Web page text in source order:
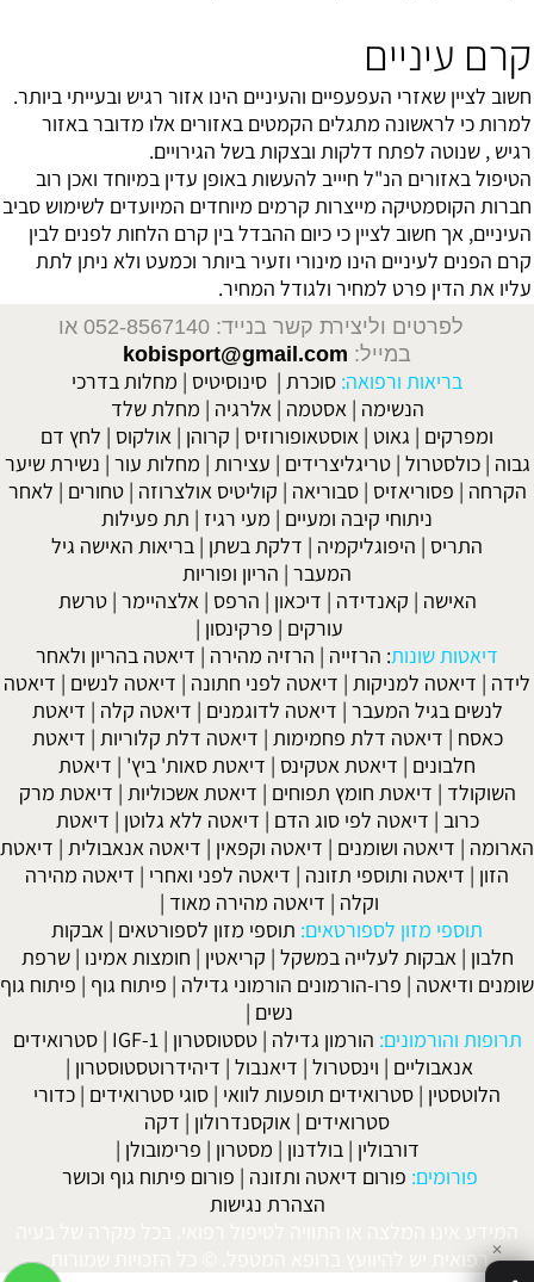
קרם עיניים
חשוב לציין שאזרי העפעפיים והעיניים הינו אזור רגיש ובעייתי ביותר.
למרות כי לראשונה מתגלים הקמטים באזורים אלו מדובר באזור
רגיש , שנוטה לפתח דלקות ובצקות בשל הגירויים.
הטיפול באזורים הנ"ל חיייב להעשות באופן עדין במיוחד ואכן רוב
חברות הקוסמטיקה מייצרות קרמים מיוחדים המיועדים לשימוש סביב
העיניים, אך חשוב לציין כי כיום ההבדל בין קרם הלחות לפנים לבין
קרם הפנים לעיניים הינו מינורי וזעיר ביותר וכמעט ולא ניתן לתת
עליו את הדין פרט למחיר ולגודל המחיר.
לפרטים וליצירת קשר בנייד: 052-8567140
או
במייל: kobisport@gmail.com
בריאות ורפואה: סוכרת | סינוסיטיס | מחלות בדרכי
הנשימה | אסטמה | אלרגיה | מחלת שלד
ומפרקים | גאוט | אוסטאופורוזיס | קרוהן | אולקוס | לחץ דם
גבוה |כולסטרול |טריגליצרידים | עצירות | מחלות עור | נשירת שיער
הקרחה | פסוריאזיס |סבוריאה | קוליטיס אולצרוזה |טחורים | לאחר
ניתוחי קיבה ומעיים | מעי רגיז | תת פעילות
התריס | היפוגליקמיה | דלקת בשתן | בריאות האישה גיל
המעבר | הריון ופוריות
האישה | קאנדידה | דיכאון | הרפס | אלצהיימר |טרשת
עורקים | פרקינסון |
דיאטות שונות: הרזייה | הרזיה מהירה | דיאטה בהריון ולאחר
לידה | דיאטה למניקות | דיאטה לפני חתונה | דיאטה לנשים | דיאטה
לנשים בגיל המעבר | דיאטה לדוגמנים | דיאטה קלה | דיאטת
כאסח | דיאטה דלת פחמימות | דיאטה דלת קלוריות | דיאטת
חלבונים | דיאטת אטקינס | דיאטת סאות' ביץ' | דיאטת
השוקולד | דיאטת חומץ תפוחים | דיאטת אשכוליות | דיאטת מרק
כרוב | דיאטה לפי סוג הדם | דיאטה ללא גלוטן | דיאטת
הארומה | דיאטה ושומנים | דיאטה וקפאין | דיאטה אנאבולית | דיאטת
הזון | דיאטה ותוספי תזונה | דיאטה לפני ואחרי | דיאטה מהירה
וקלה | דיאטה מהירה מאוד |
תוספי מזון לספורטאים: תוספי מזון לספורטאים | אבקות
חלבון | אבקות לעלייה במשקל | קריאטין | חומצות אמינו |שרפת
שומנים ודיאטה | פרו-הורמונים הורמוני גדילה | פיתוח גוף | פיתוח גוף
נשים |
תרופות והורמונים: הורמון גדילה |טסטוסטרון |
IGF-1
|סטרואידים
אנאבוליים | וינסטרול | דיאנבול | דיהידרוטסטוסטרון |
הלוטסטין | סטרואידים תופעות לוואי | סוגי סטרואידים | כדורי
סטרואידים | אוקסנדרולון | דקה
דורבולין | בולדנון | מסטרון | פרימובולן |
פורומים: פורום דיאטה ותזונה | פורום פיתוח גוף וכושר
הצהרת נגישות
המידע אינו המלצה או התוויה לטיפול רפואי. בכל מקרה של בעיה
רפואית יש להיוועץ ברופא המטפל. © כל הזכויות שמורות. ✕